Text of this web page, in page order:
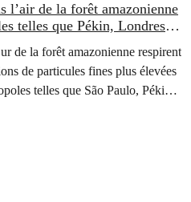
l’air de la forêt amazonienne
telles que Pékin, Londres
de la forêt amazonienne respirent
de particules fines plus élevées
telles que São Paulo, Pékin